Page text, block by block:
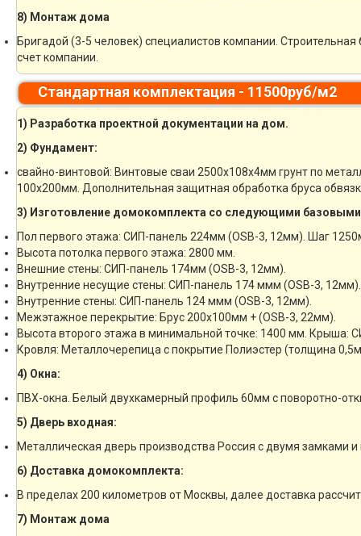
8) Монтаж дома
Бригадой (3-5 человек) специалистов компании.
счет компании.
Стандартная комплектация - 11500руб/м2
1) Разработка проектной документации на дом.
2) Фундамент:
свайно-винтовой: Винтовые сваи 2500х108х4мм грунт по
100х200мм. Дополнительная защитная обработка бруса
3) Изготовление домокомплекта со следующими базовыми
Пол первого этажа: СИП-панель 224мм (OSB-3, 12мм). Шаг
Высота потолка первого этажа: 2800 мм.
Внешние стены: СИП-панель 174мм (OSB-3, 12мм).
Внутренние несущие стены: СИП-панель 174 ммм (OSB-3, 12мм).
Внутренние стены: СИП-панель 124 ммм (OSB-3, 12мм).
Межэтажное перекрытие: Брус 200х100мм + (OSB-3, 22мм).
Высота второго этажа в минимальной точке: 1400 мм. Крыша:
Кровля: Металлочерепица с покрытие Полиэстер (толщина
4) Окна:
ПВХ-окна. Белый двухкамерный профиль 60мм с поворотно-
5) Дверь входная:
Металлическая дверь производства Россия с двумя замками и
6) Доставка домокомплекта:
В пределах 200 километров от Москвы, далее доставка
7) Монтаж дома